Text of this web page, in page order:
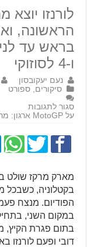
לורנזו
הראשונה,
ו-4 לסוזוקי
נעם יעקובסון
סיקורים ,ספורט
סגור לתגובות
על MotoGP ארגון: מרקז – בפעם השלישית ברציפות
מארק מרקז שולט
בקטלוניה, כשבכל
הפודיום. מנצח
במקום השני,
בתום פגרת הקיץ,